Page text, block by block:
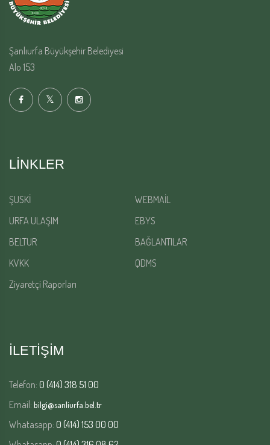
Şanlıurfa Büyükşehir Belediyesi
Alo 153
LINKLER
ŞUSKİ
WEBMAİL
URFA ULAŞIM
EBYS
BELTUR
BAĞLANTILAR
KVKK
QDMS
Ziyaretçi Raporları
İLETİŞİM
Telefon: 0 (414) 318 51 00
Email: bilgi@sanliurfa.bel.tr
Whatasapp: 0 (414) 153 00 00